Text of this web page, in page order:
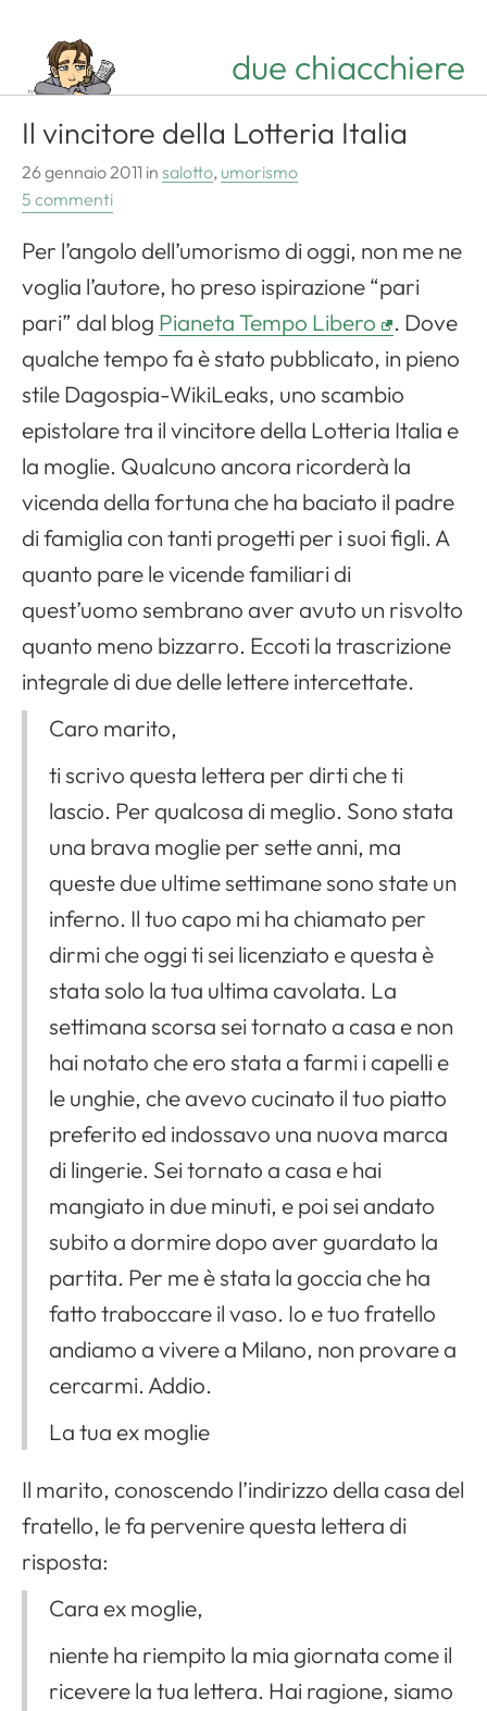
due chiacchiere
Il vincitore della Lotteria Italia
26 gennaio 2011 in salotto, umorismo
5 commenti
Per l’angolo dell’umorismo di oggi, non me ne
voglia l’autore, ho preso ispirazione “pari
pari” dal blog Pianeta Tempo Libero
. Dove
qualche tempo fa è stato pubblicato, in pieno
stile Dagospia-WikiLeaks, uno scambio
epistolare tra il vincitore della Lotteria Italia e
la moglie. Qualcuno ancora ricorderà la
vicenda della fortuna che ha baciato il padre
di famiglia con tanti progetti per i suoi figli. A
quanto pare le vicende familiari di
quest’uomo sembrano aver avuto un risvolto
quanto meno bizzarro. Eccoti la trascrizione
integrale di due delle lettere intercettate.
Caro marito,
ti scrivo questa lettera per dirti che ti
lascio. Per qualcosa di meglio. Sono stata
una brava moglie per sette anni, ma
queste due ultime settimane sono state un
inferno. Il tuo capo mi ha chiamato per
dirmi che oggi ti sei licenziato e questa è
stata solo la tua ultima cavolata. La
settimana scorsa sei tornato a casa e non
hai notato che ero stata a farmi i capelli e
le unghie, che avevo cucinato il tuo piatto
preferito ed indossavo una nuova marca
di lingerie. Sei tornato a casa e hai
mangiato in due minuti, e poi sei andato
subito a dormire dopo aver guardato la
partita. Per me è stata la goccia che ha
fatto traboccare il vaso. Io e tuo fratello
andiamo a vivere a Milano, non provare a
cercarmi. Addio.
La tua ex moglie
Il marito, conoscendo l’indirizzo della casa del
fratello, le fa pervenire questa lettera di
risposta:
Cara ex moglie,
niente ha riempito la mia giornata come il
ricevere la tua lettera. Hai ragione, siamo